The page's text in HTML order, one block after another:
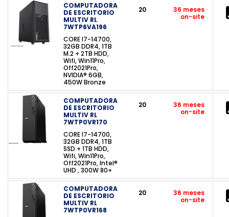
COMPUTADORA
DE ESCRITORIO
MULTIV RL
7WTP6VA196
CORE I7-14700,
32GB DDR4, 1TB
M.2 + 2TB HDD,
Wifi, Win11Pro,
Off2021Pro,
NVIDIA® 6GB,
450W Bronze
20
36 meses
on-site
COMPUTADORA
DE ESCRITORIO
MULTIV RL
7WTP0VR170
CORE I7-14700,
32GB DDR4, 1TB
SSD + 1TB HDD,
Wifi, Win11Pro,
Off2021Pro, Intel®
UHD , 300W 80+
20
36 meses
on-site
COMPUTADORA
DE ESCRITORIO
MULTIV RL
7WTP0VR168
20
36 meses
on-site